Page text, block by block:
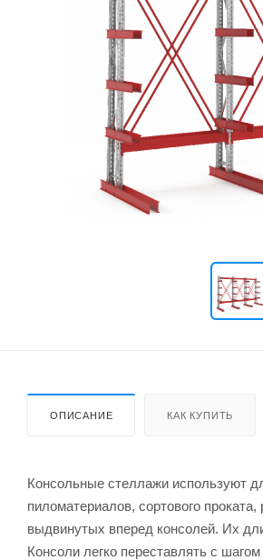
ОПИСАНИЕ КАК КУПИТЬ
Консольные стеллажи используют
пиломатериалов, сортового
выдвинутых вперед консолей. Их
Консоли легко переставлять с